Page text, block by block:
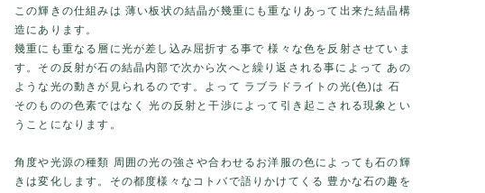
この輝きの仕組みは 薄い板状の結晶が幾重にも重なりあって出来た結晶構
造にあります。
幾重にも重なる層に光が差し込み屈折する事で 様々な色を反射させていま
す。その反射が石の結晶内部で次から次へと繰り返される事によって あの
ような光の動きが見られるのです。よって ラブラドライトの光(色)は 石
そのものの色素ではなく 光の反射と干渉によって引き起こされる現象とい
うことになります。
角度や光源の種類 周囲の光の強さや合わせるお洋服の色によっても石の輝
きは変化します。その都度様々なコトバで語りかけてくる 豊かな石の趣を